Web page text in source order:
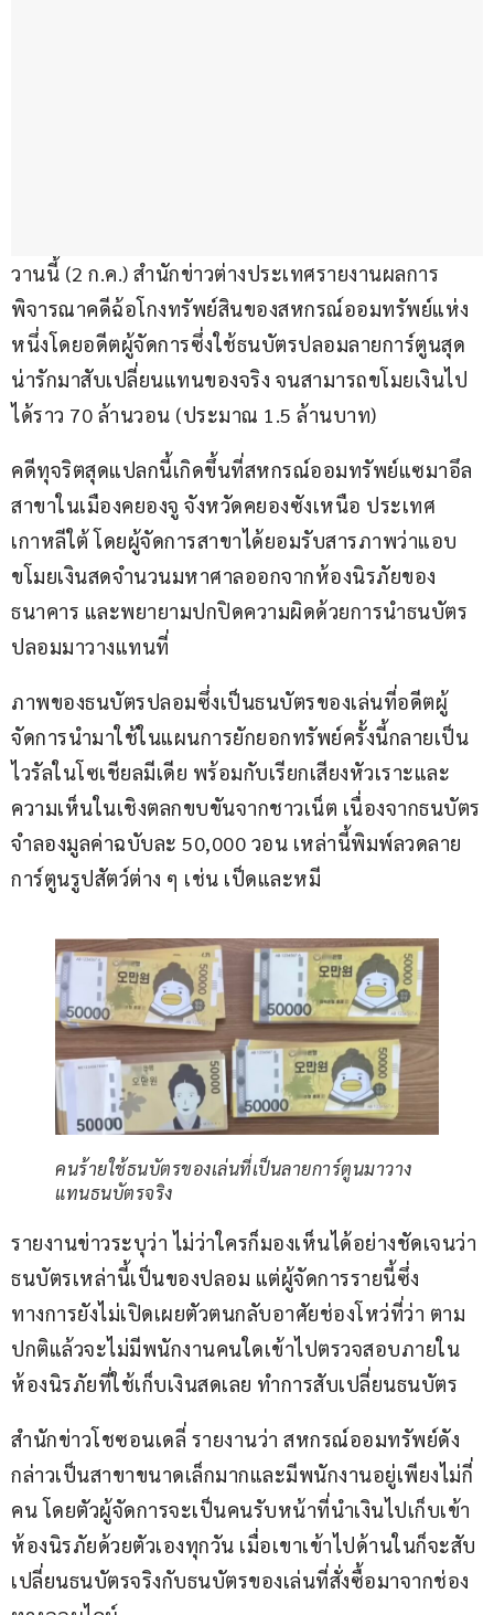
วานนี้ (2 ก.ค.) สำนักข่าวต่างประเทศรายงานผลการ
พิจารณาคดีฉ้อโกงทรัพย์สินของสหกรณ์ออมทรัพย์แห่ง
หนึ่งโดยอดีตผู้จัดการซึ่งใช้ธนบัตรปลอมลายการ์ตูนสุด
น่ารักมาสับเปลี่ยนแทนของจริง จนสามารถขโมยเงินไป
ได้ราว 70 ล้านวอน (ประมาณ 1.5 ล้านบาท)
คดีทุจริตสุดแปลกนี้เกิดขึ้นที่สหกรณ์ออมทรัพย์แซมาอึล
สาขาในเมืองคยองจู จังหวัดคยองซังเหนือ ประเทศ
เกาหลีใต้ โดยผู้จัดการสาขาได้ยอมรับสารภาพว่าแอบ
ขโมยเงินสดจำนวนมหาศาลออกจากห้องนิรภัยของ
ธนาคาร และพยายามปกปิดความผิดด้วยการนำธนบัตร
ปลอมมาวางแทนที่
ภาพของธนบัตรปลอมซึ่งเป็นธนบัตรของเล่นที่อดีตผู้
จัดการนำมาใช้ในแผนการยักยอกทรัพย์ครั้งนี้กลายเป็น
ไวรัลในโซเชียลมีเดีย พร้อมกับเรียกเสียงหัวเราะและ
ความเห็นในเชิงตลกขบขันจากชาวเน็ต เนื่องจากธนบัตร
จำลองมูลค่าฉบับละ 50,000 วอน เหล่านี้พิมพ์ลวดลาย
การ์ตูนรูปสัตว์ต่าง ๆ เช่น เป็ดและหมี
คนร้ายใช้ธนบัตรของเล่นที่เป็นลายการ์ตูนมาวาง
แทนธนบัตรจริง
รายงานข่าวระบุว่า ไม่ว่าใครก็มองเห็นได้อย่างชัดเจนว่า
ธนบัตรเหล่านี้เป็นของปลอม แต่ผู้จัดการรายนี้ซึ่ง
ทางการยังไม่เปิดเผยตัวตนกลับอาศัยช่องโหว่ที่ว่า ตาม
ปกติแล้วจะไม่มีพนักงานคนใดเข้าไปตรวจสอบภายใน
ห้องนิรภัยที่ใช้เก็บเงินสดเลย ทำการสับเปลี่ยนธนบัตร
สำนักข่าวโชซอนเดลี่ รายงานว่า สหกรณ์ออมทรัพย์ดัง
กล่าวเป็นสาขาขนาดเล็กมากและมีพนักงานอยู่เพียงไม่กี่
คน โดยตัวผู้จัดการจะเป็นคนรับหน้าที่นำเงินไปเก็บเข้า
ห้องนิรภัยด้วยตัวเองทุกวัน เมื่อเขาเข้าไปด้านในก็จะสับ
เปลี่ยนธนบัตรจริงกับธนบัตรของเล่นที่สั่งซื้อมาจากช่อง